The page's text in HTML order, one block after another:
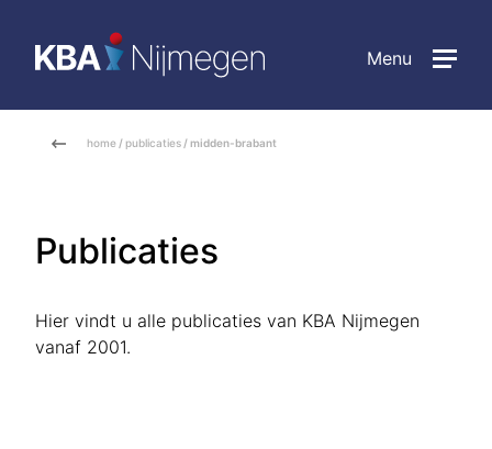
Menu
home / publicaties / midden-brabant
Publicaties
Hier vindt u alle publicaties van KBA Nijmegen
vanaf 2001.